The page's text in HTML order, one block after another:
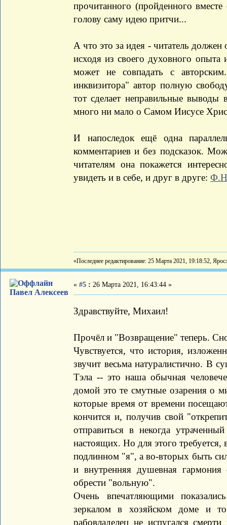
прочитанного (пройденного
голову саму идею притчи...
А что это за идея - читатель должен
исходя из своего духовного
может не совпадать с
инквизитора" автор полную
тот сделает неправильные
много ни мало о Самом Иисусе
И напоследок ещё одна
комментариев и без подсказок.
читателям она покажется
увидеть и в себе, и друг в друге:
«Последнее редактирование: 25 Марта 2021, 19:18:52,
Павел Алексеев
« #5 : 26 Марта 2021, 16:43:44 »
Здравствуйте, Михаил!
Прочёл и "Возвращение" теперь.
Чувствуется, что история,
звучит весьма натуралистично. В
Тэла -- это наша обычная
домой это те смутные озарения о
которые время от времени
кончится и, получив свой
отправиться в некогда
настоящих. Но для этого
подлинном "я", а во-вторых быть
и внутренняя душевная
обрести "вольную".
Очень впечатляющими
зеркалом в хозяйском доме и
рабовладелец не испугался